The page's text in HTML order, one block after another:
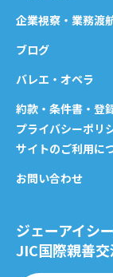
企業視察・業務渡
ブログ
バレエ・オペラ
約款・条件書・登
プライバシーポリ
サイトのご利用に
お問い合わせ
ジェーアイシ
JIC国際親善